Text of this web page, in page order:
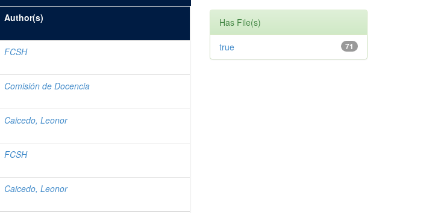
Author(s)
FCSH
Comisión de Docencia
Caicedo, Leonor
FCSH
Caicedo, Leonor
Has File(s)
71
true